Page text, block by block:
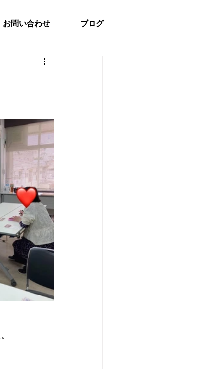
お問い合わせ ブログ